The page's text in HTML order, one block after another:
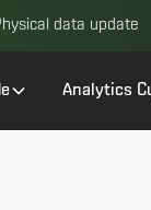
data update
Analytics